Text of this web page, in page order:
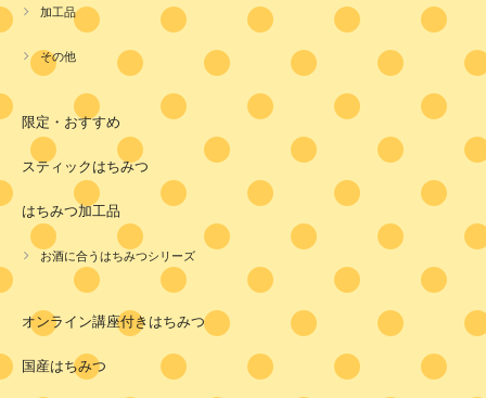
加工品
その他
限定・おすすめ
スティックはちみつ
はちみつ加工品
お酒に合うはちみつシリーズ
オンライン講座付きはちみつ
国産はちみつ